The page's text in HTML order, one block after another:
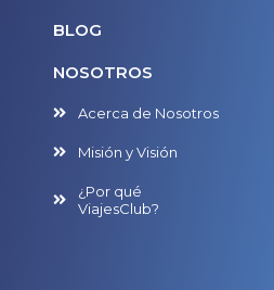
BLOG
NOSOTROS
Acerca de Nosotros
Misión y Visión
¿Por qué
ViajesClub?